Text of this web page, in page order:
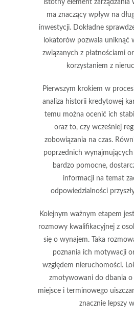
istotny element zarządzania
ma znaczący wpływ na
inwestycji. Dokładne
lokatorów pozwala uniknąć
związanych z płatnościami
korzystaniem z
Pierwszym krokiem w
analiza historii kredytowej
temu można ocenić ich
oraz to, czy wcześniej
zobowiązania na czas.
poprzednich wynajmujących
bardzo pomocne,
informacji na temat
odpowiedzialności
Kolejnym ważnym etapem
rozmowy kwalifikacyjnej z
się o wynajem. Taka
poznania ich motywacji
względem nieruchomości.
zmotywowani do dbania
miejsce i terminowego
znacznie lepszy